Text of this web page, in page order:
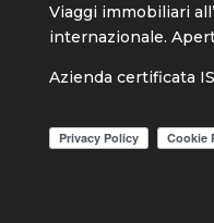
Viaggi immobiliari
internazionale.
Azienda certificata